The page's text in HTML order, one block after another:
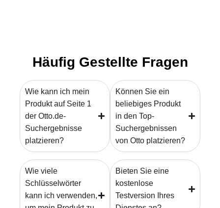
Häufig Gestellte Fragen
Wie kann ich mein
Produkt auf Seite 1
der Otto.de-
Suchergebnisse
platzieren?
Wie viele
Schlüsselwörter
kann ich verwenden,
Können Sie ein
beliebiges Produkt
in den Top-
Suchergebnissen
von Otto platzieren?
Bieten Sie eine
kostenlose
Testversion Ihres